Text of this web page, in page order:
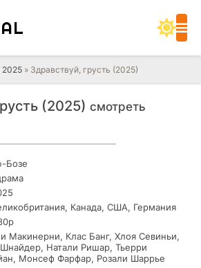
» Здравствуй, грусть (2025)
(2025) смотреть
Бозе
Канада, США, Германия
Макинерни, Клас Банг, Хлоя Севиньи,
Натали Ришар, Тьерри
Монсеф Фарфар, Розали Шаррье